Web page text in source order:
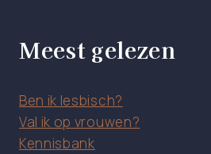
Meest gelezen
Ben ik lesbisch?
Val ik op vrouwen?
Kennisbank